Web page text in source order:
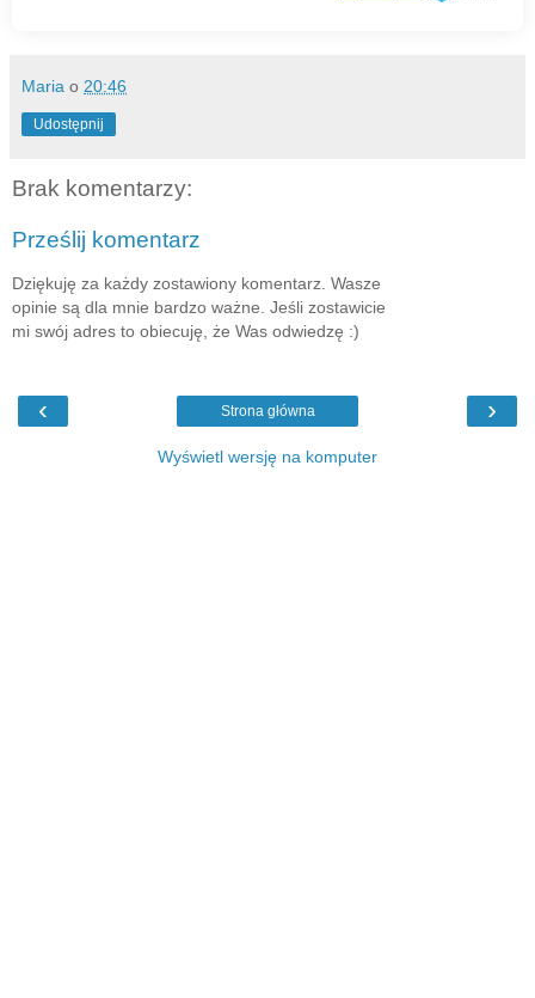
Maria o 20:46
Udostępnij
Brak komentarzy:
Prześlij komentarz
Dziękuję za każdy zostawiony komentarz. Wasze
opinie są dla mnie bardzo ważne. Jeśli zostawicie
mi swój adres to obiecuję, że Was odwiedzę :)
‹ ›
Strona główna
Wyświetl wersję na komputer